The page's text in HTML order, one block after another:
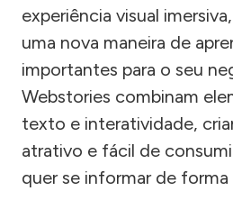
experiência visual
uma nova maneira de
importantes para o seu
Webstories combinam
texto e interatividade,
atrativo e fácil de
quer se informar de